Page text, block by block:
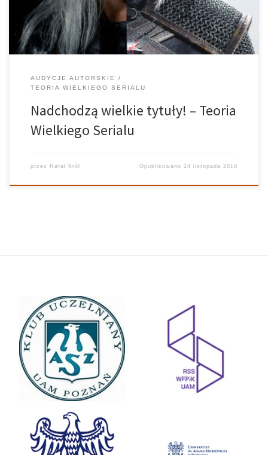
AUDYCJE AUTORSKIE
TEORIA WIELKIEGO SERIALU
Nadchodzą wielkie tytuły! – Teoria
Wielkiego Serialu
przez Rafał Król Opublikowano 24 listopada 2018